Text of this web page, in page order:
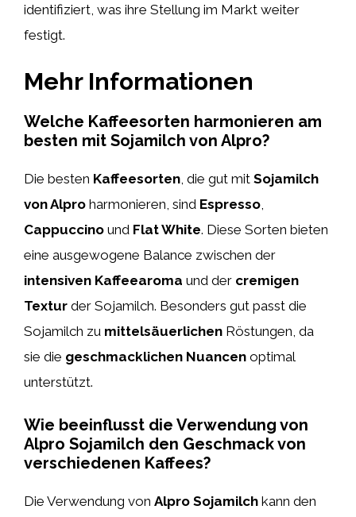
identifiziert, was ihre Stellung im Markt weiter
festigt.
Mehr Informationen
Welche Kaffeesorten harmonieren am
besten mit Sojamilch von Alpro?
Die besten Kaffeesorten, die gut mit Sojamilch
von Alpro harmonieren, sind Espresso,
Cappuccino und Flat White. Diese Sorten bieten
eine ausgewogene Balance zwischen der
intensiven Kaffeearoma und der cremigen
Textur der Sojamilch. Besonders gut passt die
Sojamilch zu mittelsäuerlichen Röstungen, da
sie die geschmacklichen Nuancen optimal
unterstützt.
Wie beeinflusst die Verwendung von
Alpro Sojamilch den Geschmack von
verschiedenen Kaffees?
Die Verwendung von Alpro Sojamilch kann den